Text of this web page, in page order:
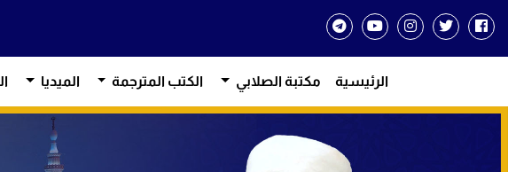
الرئيسية مكتبة الصلابي الكتب المترجمة الميديا